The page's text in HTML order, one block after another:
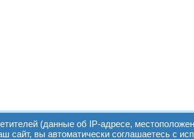
(данные об IP-адресе,
сайт, вы автоматически соглашаетесь с